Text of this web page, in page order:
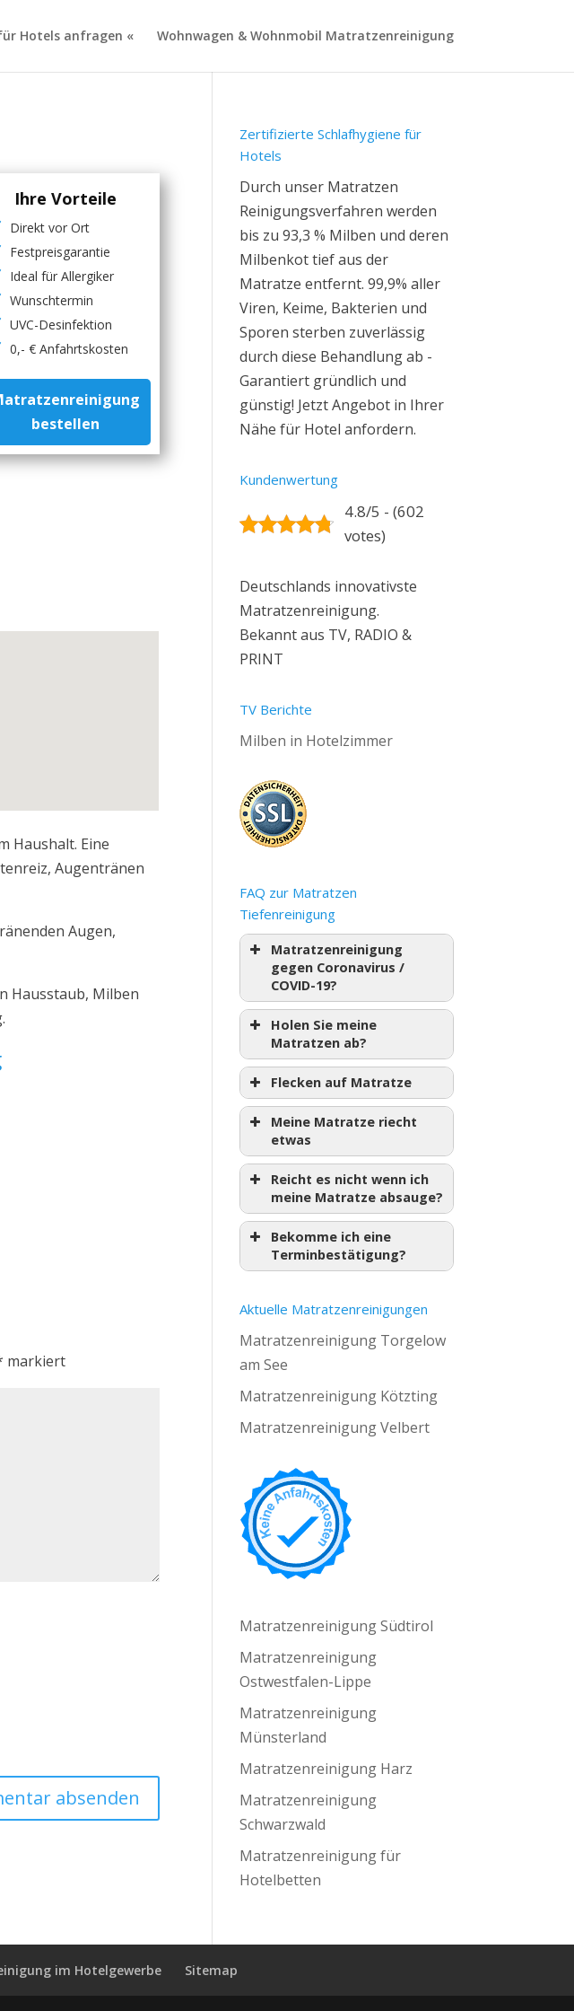
Hotels anfragen « Wohnwagen & Wohnmobil Matratzenreinigung
Ihre Vorteile
Direkt vor Ort
Festpreisgarantie
Ideal für Allergiker
Wunschtermin
UVC-Desinfektion
0,- € Anfahrtskosten
bestellen
Haushalt. Eine
Augentränen
Augen,
Hausstaub, Milben
markiert
Zertifizierte Schlafhygiene für
Hotels
Durch unser Matratzen
Reinigungsverfahren werden
bis zu 93,3 % Milben und deren
Milbenkot tief aus der
Matratze entfernt. 99,9% aller
Viren, Keime, Bakterien und
Sporen sterben zuverlässig
durch diese Behandlung ab -
Garantiert gründlich und
günstig! Jetzt Angebot in Ihrer
Nähe für Hotel anfordern.
Kundenwertung
4.8/5 - (602
votes)
Deutschlands innovativste
Matratzenreinigung.
Bekannt aus TV, RADIO &
PRINT
TV Berichte
Milben in Hotelzimmer
FAQ zur Matratzen
Tiefenreinigung
Matratzenreinigung
gegen Coronavirus /
COVID-19?
Holen Sie meine
Matratzen ab?
Flecken auf Matratze
Meine Matratze riecht
etwas
Reicht es nicht wenn ich
meine Matratze absauge?
Bekomme ich eine
Terminbestätigung?
Aktuelle Matratzenreinigungen
Matratzenreinigung Torgelow
am See
Matratzenreinigung Kötzting
Matratzenreinigung Velbert
Matratzenreinigung Südtirol
Matratzenreinigung
Ostwestfalen-Lippe
Matratzenreinigung
Münsterland
Matratzenreinigung Harz
Matratzenreinigung
Schwarzwald
Matratzenreinigung für
Hotelbetten
im Hotelgewerbe Sitemap